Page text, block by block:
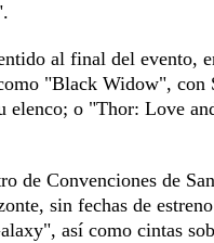
al final del evento,
"Black Widow", con
elenco; o "Thor: Love
de Convenciones de
sin fechas de
así como cintas